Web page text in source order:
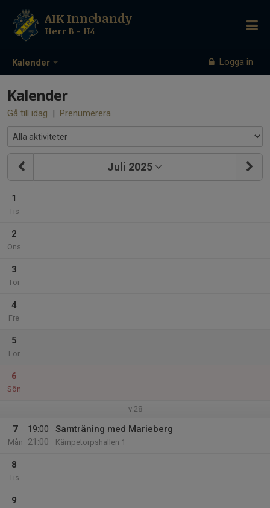
Kalender Logga in
AIK Innebandy
Herr B - H4
Kalender
Gå till idag | Prenumerera
Juli 2025
1
Tis
2
Ons
3
Tor
4
Fre
5
Lör
6
Sön
v.28
7
Mån
19:00
21:00
Samträning med Marieberg
Kämpetorpshallen 1
8
Tis
9